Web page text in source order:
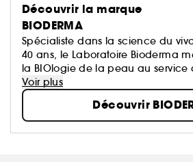
Découvrir la marque
BIODERMA
Spécialiste dans la science du
40 ans, le Laboratoire Bioderma
la BIOlogie de la peau au service
DERMatologie, afin de vous
qui prennent soin de tous les
Voir plus
Découvrir